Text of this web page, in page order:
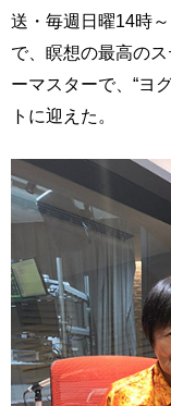
送・毎週日曜14時
で、瞑想の最高の
ーマスターで、“ヨ
トに迎えた。